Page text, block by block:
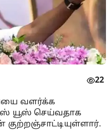
22
வளர்க்க
யூஸ் செய்வதாக